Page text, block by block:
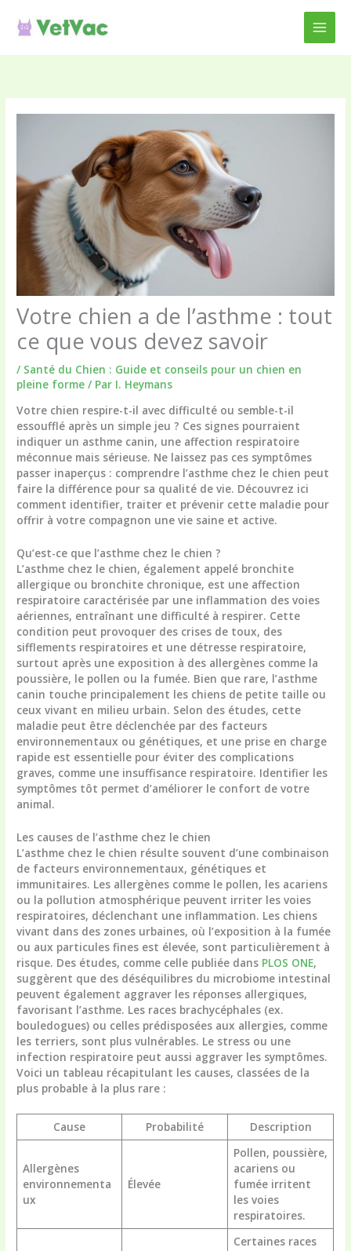
contenu
Votre chien a de l’asthme : tout
ce que vous devez savoir
/ Santé du Chien : Guide et conseils pour un chien en
pleine forme / Par I. Heymans
Votre chien respire-t-il avec difficulté ou semble-t-il
essoufflé après un simple jeu ? Ces signes pourraient
indiquer un asthme canin, une affection respiratoire
méconnue mais sérieuse. Ne laissez pas ces symptômes
passer inaperçus : comprendre l’asthme chez le chien peut
faire la différence pour sa qualité de vie. Découvrez ici
comment identifier, traiter et prévenir cette maladie pour
offrir à votre compagnon une vie saine et active.
Qu’est-ce que l’asthme chez le chien ?
L’asthme chez le chien, également appelé bronchite
allergique ou bronchite chronique, est une affection
respiratoire caractérisée par une inflammation des voies
aériennes, entraînant une difficulté à respirer. Cette
condition peut provoquer des crises de toux, des
sifflements respiratoires et une détresse respiratoire,
surtout après une exposition à des allergènes comme la
poussière, le pollen ou la fumée. Bien que rare, l’asthme
canin touche principalement les chiens de petite taille ou
ceux vivant en milieu urbain. Selon des études, cette
maladie peut être déclenchée par des facteurs
environnementaux ou génétiques, et une prise en charge
rapide est essentielle pour éviter des complications
graves, comme une insuffisance respiratoire. Identifier les
symptômes tôt permet d’améliorer le confort de votre
animal.
Les causes de l’asthme chez le chien
L’asthme chez le chien résulte souvent d’une combinaison
de facteurs environnementaux, génétiques et
immunitaires. Les allergènes comme le pollen, les acariens
ou la pollution atmosphérique peuvent irriter les voies
respiratoires, déclenchant une inflammation. Les chiens
vivant dans des zones urbaines, où l’exposition à la fumée
ou aux particules fines est élevée, sont particulièrement à
risque. Des études, comme celle publiée dans PLOS ONE,
suggèrent que des déséquilibres du microbiome intestinal
peuvent également aggraver les réponses allergiques,
favorisant l’asthme. Les races brachycéphales (ex.
bouledogues) ou celles prédisposées aux allergies, comme
les terriers, sont plus vulnérables. Le stress ou une
infection respiratoire peut aussi aggraver les symptômes.
Voici un tableau récapitulant les causes, classées de la
plus probable à la plus rare :
Cause Probabilité Description
Allergènes
environnementa
ux
Élevée
Pollen, poussière,
acariens ou
fumée irritent
les voies
respiratoires.
Certaines races